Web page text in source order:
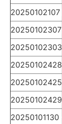
20250102107
20250102307
20250102303
20250102428
20250102425
20250102429
20250101130